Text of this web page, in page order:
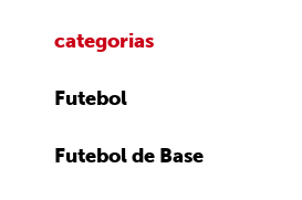
categorias
Futebol
Futebol de Base